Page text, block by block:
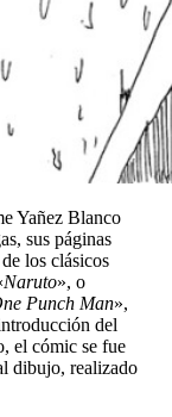
Yañez Blanco
sus páginas
los clásicos
Naruto», o
Punch Man»,
del
el cómic se fue
dibujo, realizado